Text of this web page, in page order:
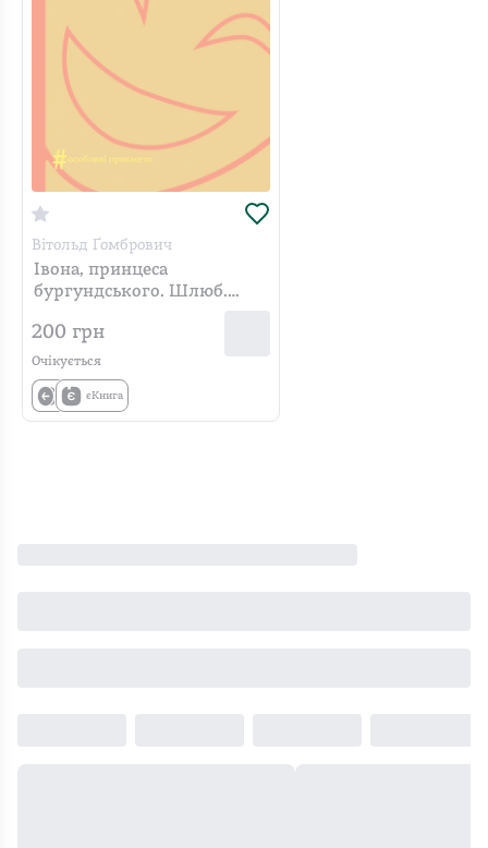
Вітольд Ґомбрович
Івона, принцеса
бургундського. Шлюб.
200 грн
Очікується
єКнига